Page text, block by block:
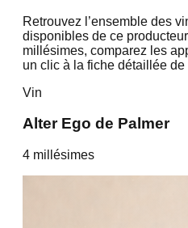
Retrouvez l’ensemble des
disponibles de ce
millésimes, comparez les
un clic à la fiche détaillée de
Vin
Alter Ego de Palmer
4 millésimes